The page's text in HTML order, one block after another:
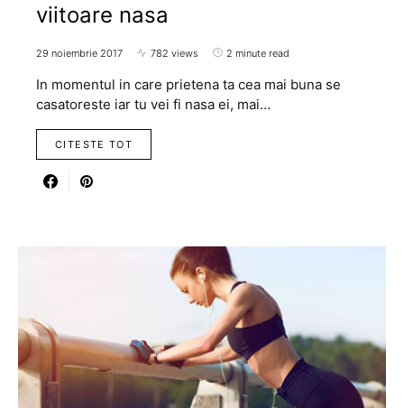
viitoare nasa
29 noiembrie 2017 782 views 2 minute read
In momentul in care prietena ta cea mai buna se
casatoreste iar tu vei fi nasa ei, mai…
CITESTE TOT